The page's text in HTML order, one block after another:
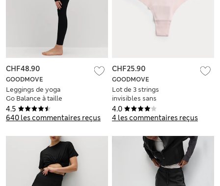
4.5
640 les commentaires reçus
GOODMOVE
Leggings de yoga
Go Balance à taille
croisée
CHF48.90
4.0
4 les commentaires reçus
GOODMOVE
Lot de 3 strings
invisibles sans
coutures
apparentes
CHF25.90